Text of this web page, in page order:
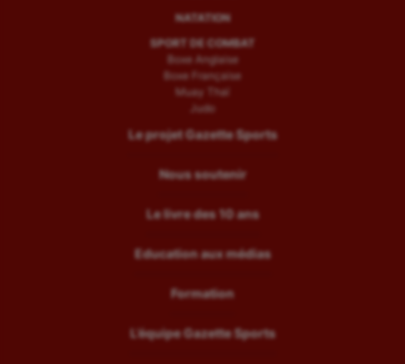
NATATION
SPORT DE COMBAT
Boxe Anglaise
Boxe Française
Muay Thaï
Judo
Le projet Gazette Sports
Nous soutenir
Le livre des 10 ans
Education aux médias
Formation
L’équipe Gazette Sports